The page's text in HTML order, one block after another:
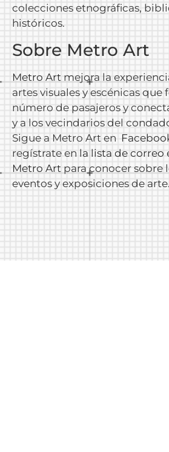
colecciones etnográficas,
históricos.
Sobre Metro Art
Metro Art mejora la
artes visuales y escénicas que
número de pasajeros y
y a los vecindarios del
Sigue a Metro Art en
regístrate en la lista de
Metro Art para conocer sobre
eventos y exposiciones de arte.